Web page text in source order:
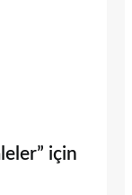
için